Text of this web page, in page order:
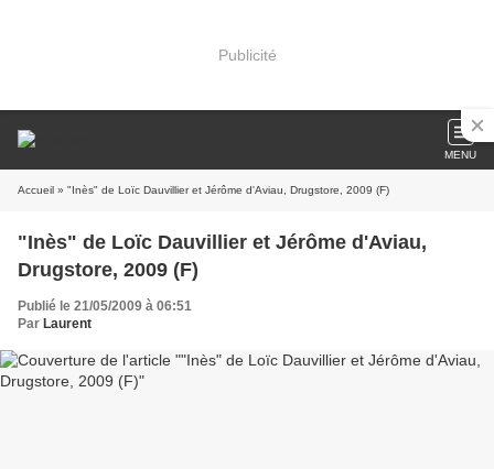
Publicité
MENU
Accueil » "Inès" de Loïc Dauvillier et Jérôme d'Aviau, Drugstore, 2009 (F)
"Inès" de Loïc Dauvillier et Jérôme d'Aviau,
Drugstore, 2009 (F)
Publié le 21/05/2009 à 06:51
Par Laurent